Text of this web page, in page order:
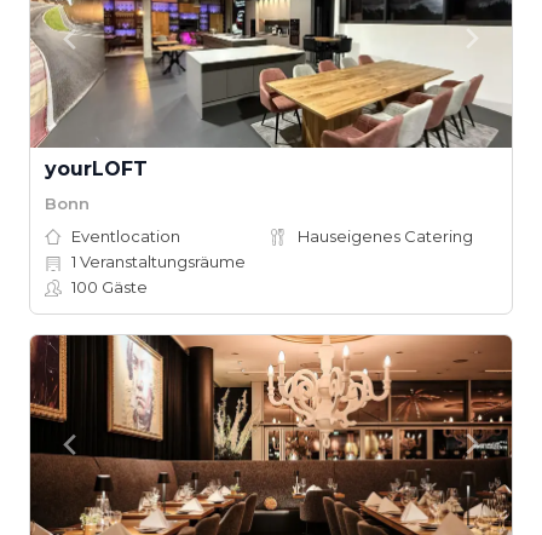
yourLOFT
Bonn
Eventlocation
Hauseigenes Catering
1 Veranstaltungsräume
100 Gäste